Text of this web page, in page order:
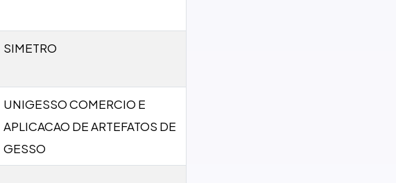
SIMETRO
UNIGESSO COMERCIO E
APLICACAO DE ARTEFATOS DE
GESSO